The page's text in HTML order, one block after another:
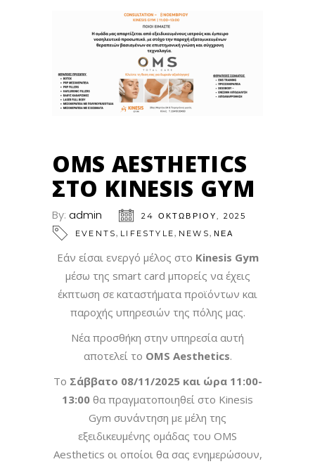
OMS AESTHETICS
ΣΤΟ KINESIS GYM
By: admin
24 ΟΚΤΩΒΡΊΟΥ, 2025
EVENTS, LIFESTYLE, NEWS, ΝΕΑ
Εάν είσαι ενεργό μέλος στο Kinesis Gym
μέσω της smart card μπορείς να έχεις
έκπτωση σε καταστήματα προϊόντων και
παροχής υπηρεσιών της πόλης μας.
Νέα προσθήκη στην υπηρεσία αυτή
αποτελεί το OMS Aesthetics.
Το Σάββατο 08/11/2025 και ώρα 11:00-
13:00 θα πραγματοποιηθεί στο Kinesis
Gym συνάντηση με μέλη της
εξειδικευμένης ομάδας του OMS
Aesthetics οι οποίοι θα σας ενημερώσουν,